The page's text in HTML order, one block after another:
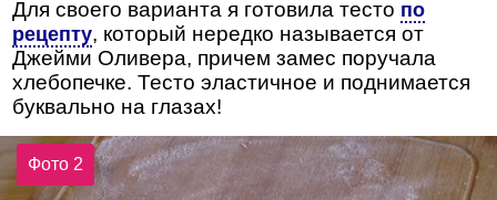
Для своего варианта я готовила тесто по
рецепту, который нередко называется от
Джейми Оливера, причем замес поручала
хлебопечке. Тесто эластичное и поднимается
буквально на глазах!
Фото 2